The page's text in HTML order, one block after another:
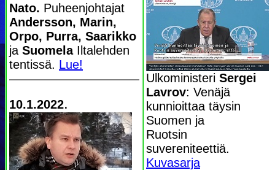
Nato. Puheenjohtajat
Andersson, Marin,
Orpo, Purra, Saarikko
ja SuomelaIltalehden
tentissä. Lue!
10.1.2022.
Ulkoministeri Sergei
Lavrov: Venäjä
kunnioittaa täysin
Suomen ja
Ruotsin
suvereniteettiä.
Kuvasarja